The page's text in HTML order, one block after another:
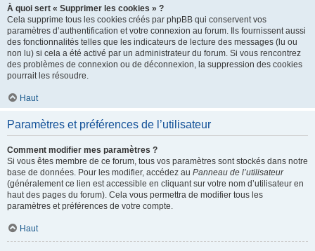
À quoi sert « Supprimer les cookies » ?
Cela supprime tous les cookies créés par phpBB qui conservent vos
paramètres d’authentification et votre connexion au forum. Ils fournissent aussi
des fonctionnalités telles que les indicateurs de lecture des messages (lu ou
non lu) si cela a été activé par un administrateur du forum. Si vous rencontrez
des problèmes de connexion ou de déconnexion, la suppression des cookies
pourrait les résoudre.
Haut
Paramètres et préférences de l’utilisateur
Comment modifier mes paramètres ?
Si vous êtes membre de ce forum, tous vos paramètres sont stockés dans notre
base de données. Pour les modifier, accédez au Panneau de l’utilisateur
(généralement ce lien est accessible en cliquant sur votre nom d’utilisateur en
haut des pages du forum). Cela vous permettra de modifier tous les
paramètres et préférences de votre compte.
Haut